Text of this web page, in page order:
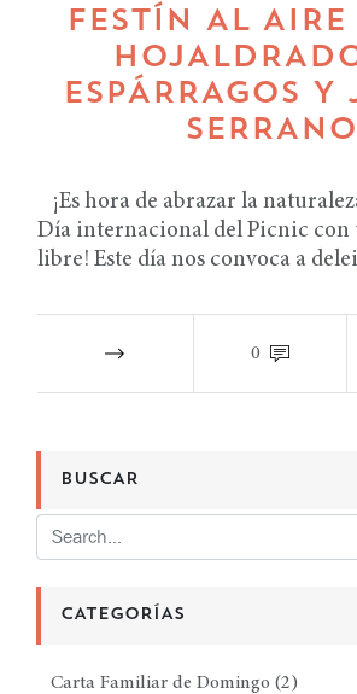
FESTÍN AL AIRE
ESPÁRRAGOS Y
SERRANO
¡Es hora de abrazar la
Día internacional del Picnic con
libre! Este día nos convoca a
0
BUSCAR
CATEGORÍAS
Carta Familiar de Domingo (2)